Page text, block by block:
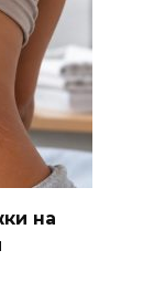
на